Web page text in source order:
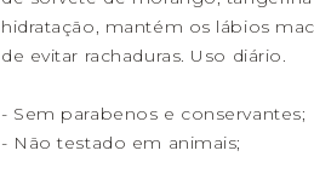
hidratação, mantém os lábios
de evitar rachaduras. Uso diário.
- Sem parabenos e conservantes;
- Não testado em animais;